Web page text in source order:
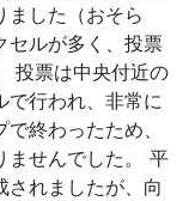
ました（おそら
セルが多く、投票
投票は中央付近の
で行われ、非常に
終わったため、
ませんでした。 平
されましたが、向